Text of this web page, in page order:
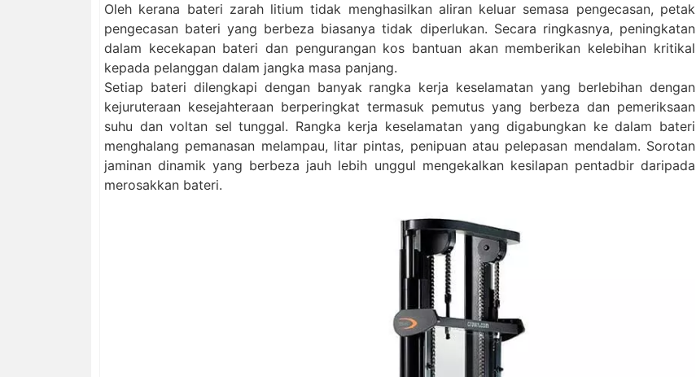
Oleh kerana bateri zarah litium tidak menghasilkan aliran keluar semasa pengecasan, petak
pengecasan bateri yang berbeza biasanya tidak diperlukan. Secara ringkasnya, peningkatan
dalam kecekapan bateri dan pengurangan kos bantuan akan memberikan kelebihan kritikal
kepada pelanggan dalam jangka masa panjang.
Setiap bateri dilengkapi dengan banyak rangka kerja keselamatan yang berlebihan dengan
kejuruteraan kesejahteraan berperingkat termasuk pemutus yang berbeza dan pemeriksaan
suhu dan voltan sel tunggal. Rangka kerja keselamatan yang digabungkan ke dalam bateri
menghalang pemanasan melampau, litar pintas, penipuan atau pelepasan mendalam. Sorotan
jaminan dinamik yang berbeza jauh lebih unggul mengekalkan kesilapan pentadbir daripada
merosakkan bateri.